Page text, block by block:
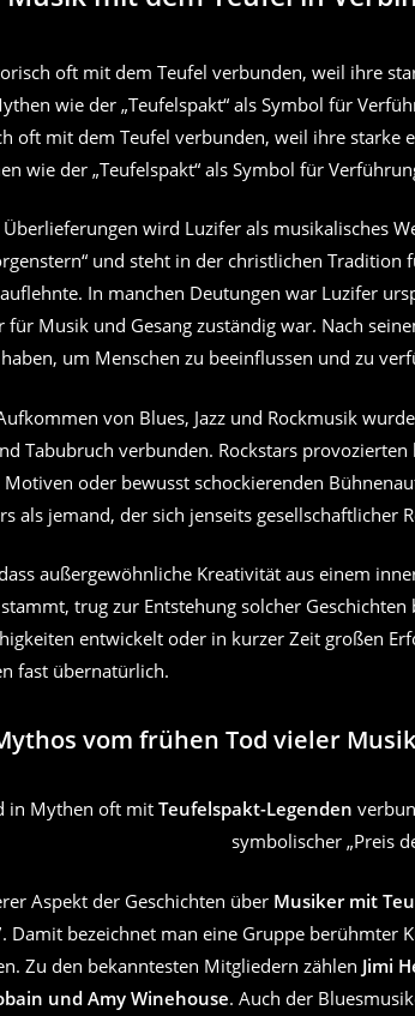
oft mit dem Teufel verbunden, weil ihre starke
wie der „Teufelspakt“ als Symbol für
wird Luzifer als musikalisches
und steht in der christlichen Tradition
In manchen Deutungen war Luzifer
für Musik und Gesang zuständig war. Nach
um Menschen zu beeinflussen und zu
von Blues, Jazz und Rockmusik
Tabubruch verbunden. Rockstars
oder bewusst schockierenden
als jemand, der sich jenseits gesellschaftlicher
außergewöhnliche Kreativität aus einem
trug zur Entstehung solcher Geschichten
entwickelt oder in kurzer Zeit großen
fast übernatürlich.
vom frühen Tod vieler
in Mythen oft mit Teufelspakt-Legenden
symbolischer „Preis
Aspekt der Geschichten über Musiker mit
. Damit bezeichnet man eine Gruppe berühmter
Zu den bekanntesten Mitgliedern zählen Jimi
und Amy Winehouse. Auch der